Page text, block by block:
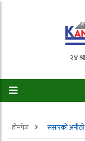
होमपेज संसारको